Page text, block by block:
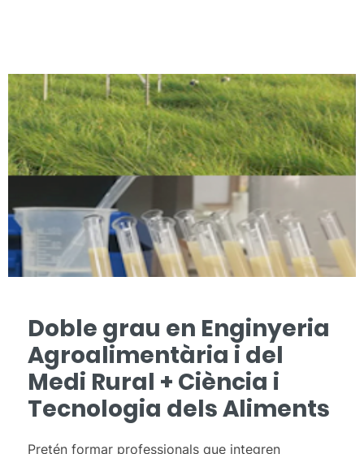
Doble grau en Enginyeria
Agroalimentària i del
Medi Rural + Ciència i
Tecnologia dels Aliments
Pretén formar professionals que integren